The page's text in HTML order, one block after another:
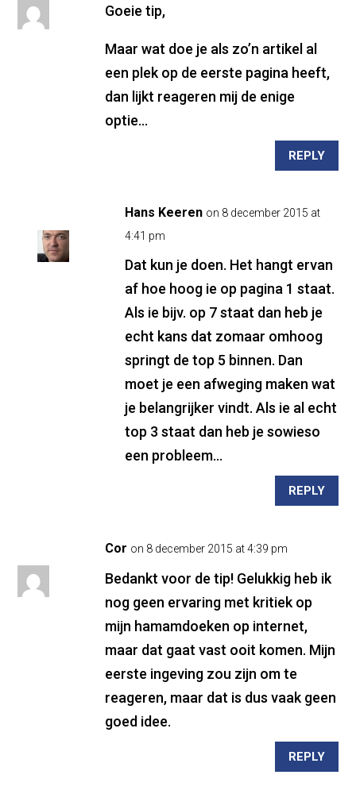
Goeie tip,
Maar wat doe je als zo’n artikel al
een plek op de eerste pagina heeft,
dan lijkt reageren mij de enige
optie…
REPLY
Hans Keeren on 8 december 2015 at
4:41 pm
Dat kun je doen. Het hangt ervan
af hoe hoog ie op pagina 1 staat.
Als ie bijv. op 7 staat dan heb je
echt kans dat zomaar omhoog
springt de top 5 binnen. Dan
moet je een afweging maken wat
je belangrijker vindt. Als ie al echt
top 3 staat dan heb je sowieso
een probleem…
REPLY
Cor on 8 december 2015 at 4:39 pm
Bedankt voor de tip! Gelukkig heb ik
nog geen ervaring met kritiek op
mijn hamamdoeken op internet,
maar dat gaat vast ooit komen. Mijn
eerste ingeving zou zijn om te
reageren, maar dat is dus vaak geen
goed idee.
REPLY